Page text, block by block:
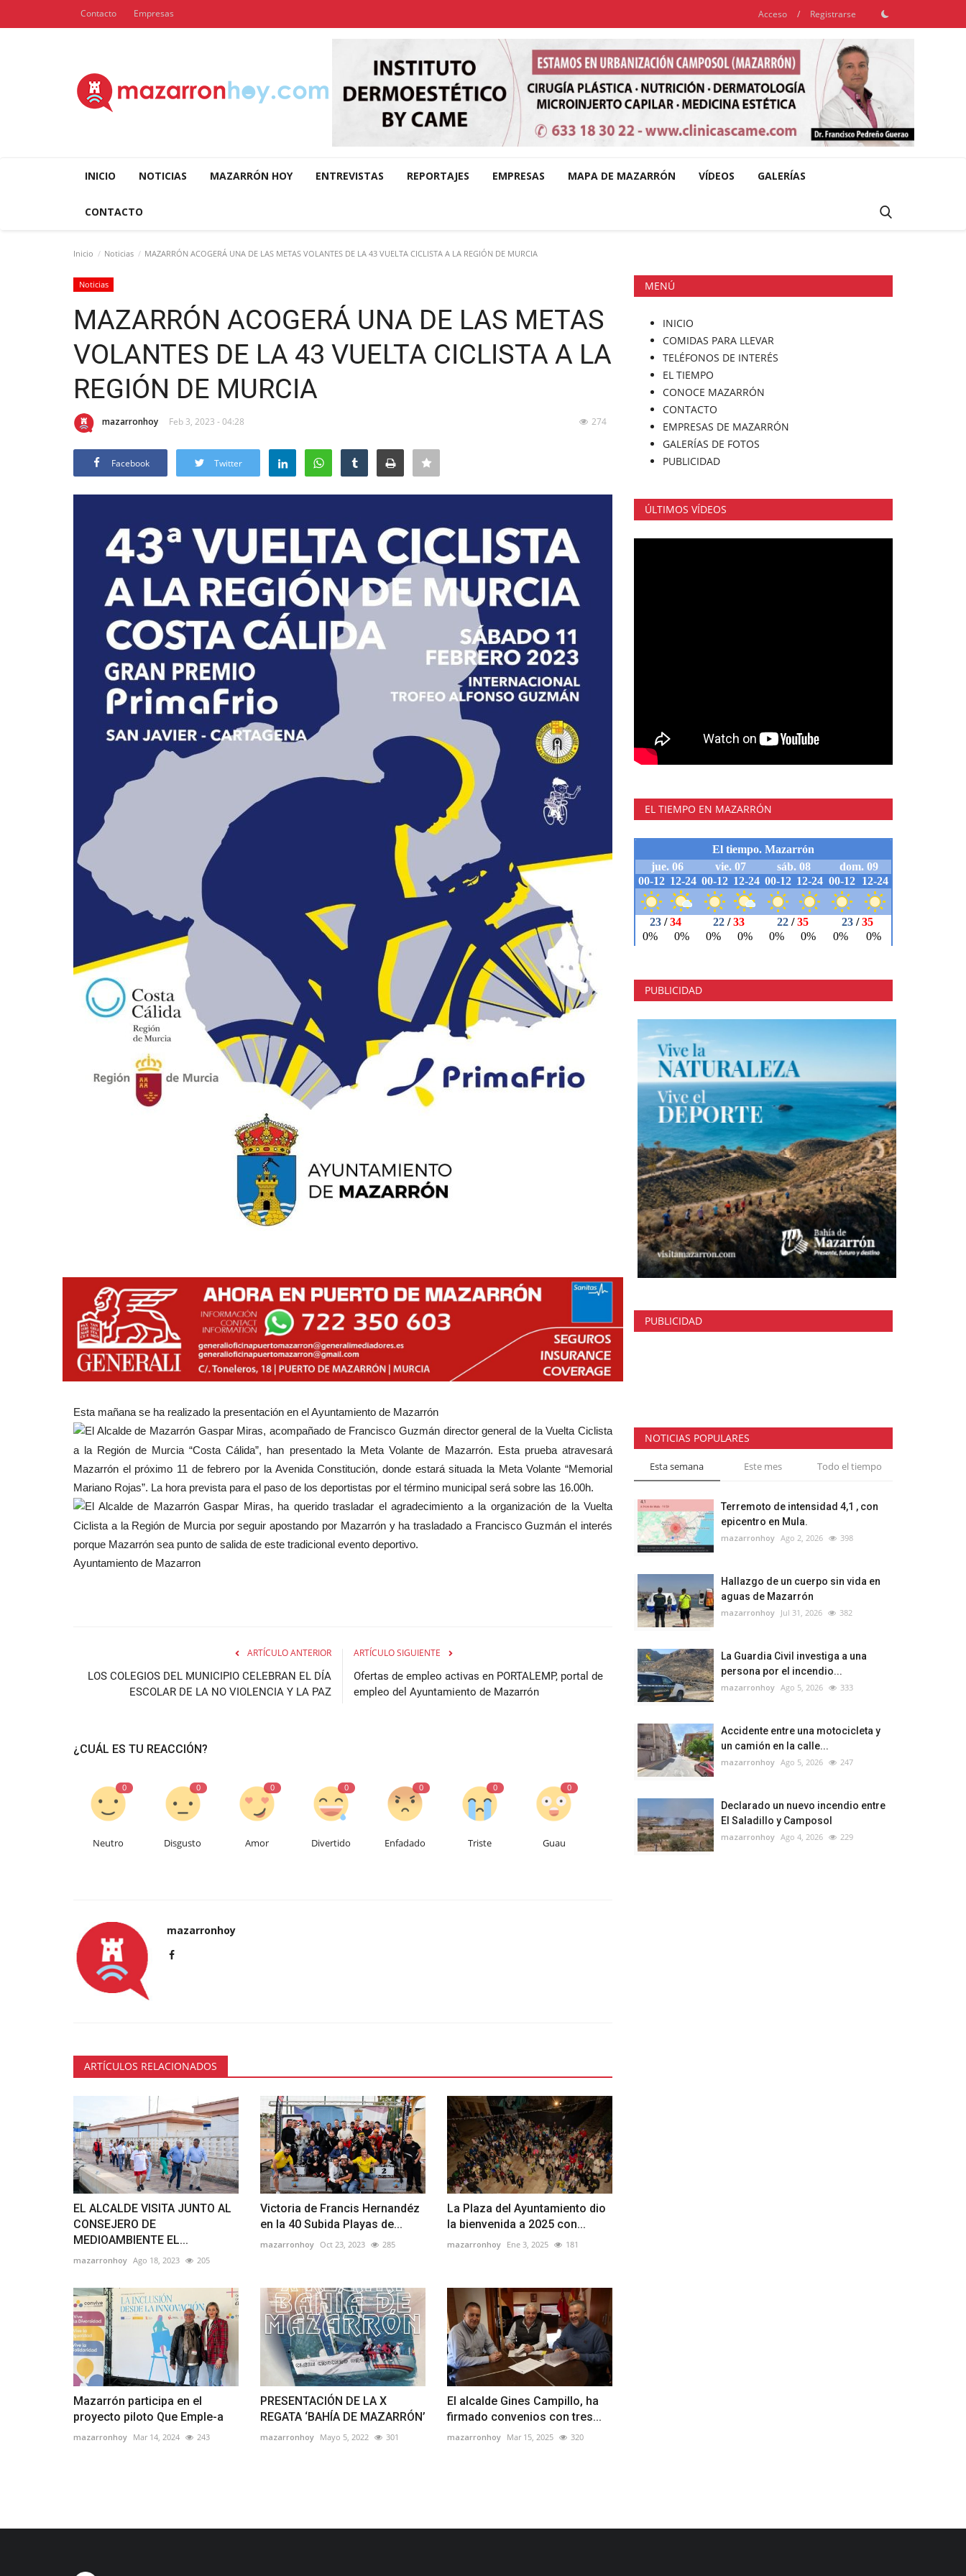
Contacto Empresas Acceso / Registrarse
INICIO NOTICIAS MAZARRÓN HOY ENTREVISTAS REPORTAJES EMPRESAS MAPA DE MAZARRÓN VÍDEOS GALERÍAS
CONTACTO
Inicio Noticias MAZARRÓN ACOGERÁ UNA DE LAS METAS VOLANTES DE LA 43 VUELTA CICLISTA A LA REGIÓN DE MURCIA
Noticias
MAZARRÓN ACOGERÁ UNA DE LAS METAS
VOLANTES DE LA 43 VUELTA CICLISTA A LA
REGIÓN DE MURCIA
mazarronhoy Feb 3, 2023 - 04:28 274
Facebook Twitter
Esta mañana se ha realizado la presentación en el Ayuntamiento de Mazarrón
El Alcalde de Mazarrón Gaspar Miras, acompañado de Francisco Guzmán director general de la Vuelta Ciclista
a la Región de Murcia “Costa Cálida”, han presentado la Meta Volante de Mazarrón. Esta prueba atravesará
Mazarrón el próximo 11 de febrero por la Avenida Constitución, donde estará situada la Meta Volante “Memorial
Mariano Rojas”. La hora prevista para el paso de los deportistas por el término municipal será sobre las 16.00h.
El Alcalde de Mazarrón Gaspar Miras, ha querido trasladar el agradecimiento a la organización de la Vuelta
Ciclista a la Región de Murcia por seguir apostando por Mazarrón y ha trasladado a Francisco Guzmán el interés
porque Mazarrón sea punto de salida de este tradicional evento deportivo.
Ayuntamiento de Mazarron
ARTÍCULO ANTERIOR
LOS COLEGIOS DEL MUNICIPIO CELEBRAN EL DÍA
ESCOLAR DE LA NO VIOLENCIA Y LA PAZ
ARTÍCULO SIGUIENTE
Ofertas de empleo activas en PORTALEMP, portal de
empleo del Ayuntamiento de Mazarrón
¿CUÁL ES TU REACCIÓN?
0
Neutro
0
Disgusto
0
Amor
0
Divertido
0
Enfadado
0
Triste
0
Guau
mazarronhoy
ARTÍCULOS RELACIONADOS
EL ALCALDE VISITA JUNTO AL
CONSEJERO DE
MEDIOAMBIENTE EL...
mazarronhoy Ago 18, 2023 205
Victoria de Francis Hernandéz
en la 40 Subida Playas de...
mazarronhoy Oct 23, 2023 285
La Plaza del Ayuntamiento dio
la bienvenida a 2025 con...
mazarronhoy Ene 3, 2025 181
Mazarrón participa en el
proyecto piloto Que Emple-a
mazarronhoy Mar 14, 2024 243
PRESENTACIÓN DE LA X
REGATA ‘BAHÍA DE MAZARRÓN’
mazarronhoy Mayo 5, 2022 301
El alcalde Gines Campillo, ha
firmado convenios con tres...
mazarronhoy Mar 15, 2025 320
MENÚ
INICIO
COMIDAS PARA LLEVAR
TELÉFONOS DE INTERÉS
EL TIEMPO
CONOCE MAZARRÓN
CONTACTO
EMPRESAS DE MAZARRÓN
GALERÍAS DE FOTOS
PUBLICIDAD
ÚLTIMOS VÍDEOS
EL TIEMPO EN MAZARRÓN
PUBLICIDAD
PUBLICIDAD
NOTICIAS POPULARES
Esta semana Este mes Todo el tiempo
Terremoto de intensidad 4,1 , con
epicentro en Mula.
mazarronhoy Ago 2, 2026 398
Hallazgo de un cuerpo sin vida en
aguas de Mazarrón
mazarronhoy Jul 31, 2026 382
La Guardia Civil investiga a una
persona por el incendio...
mazarronhoy Ago 5, 2026 333
Accidente entre una motocicleta y
un camión en la calle...
mazarronhoy Ago 5, 2026 247
Declarado un nuevo incendio entre
El Saladillo y Camposol
mazarronhoy Ago 4, 2026 229